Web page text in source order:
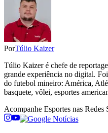
PorTúlio Kaizer
Túlio Kaizer é chefe de
grande experiência no digital.
do futebol mineiro: América,
basquete, vôlei, esportes
Acompanhe Esportes nas Redes